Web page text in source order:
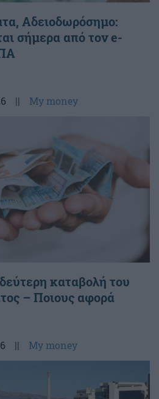
Αδειοδωρόσημο:
σήμερα από τον e-
|| My money
καταβολή του
– Ποιους αφορά
|| My money